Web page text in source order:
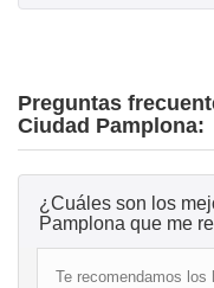
Preguntas
Ciudad Pamplona:
¿Cuáles son los
Pamplona que me
Te recomendamos los